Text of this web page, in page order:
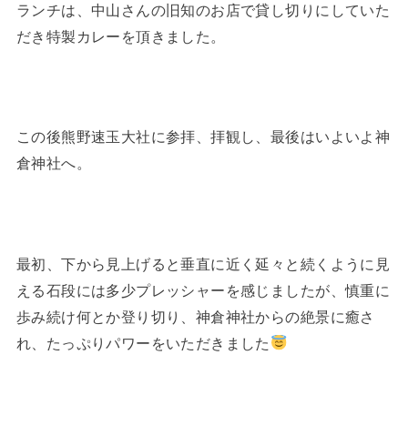
ランチは、中山さんの旧知のお店で貸し切りにしていた
だき特製カレーを頂きました。
この後熊野速玉大社に参拝、拝観し、最後はいよいよ神
倉神社へ。
最初、下から見上げると垂直に近く延々と続くように見
える石段には多少プレッシャーを感じましたが、慎重に
歩み続け何とか登り切り、神倉神社からの絶景に癒さ
れ、たっぷりパワーをいただきました